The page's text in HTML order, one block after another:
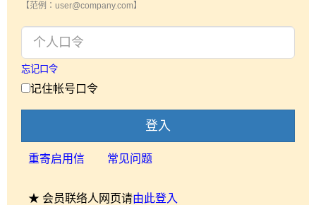
【范例：user@company.com】
忘记口令
记住帐号口令
登入
重寄启用信 常见问题
★ 会员联络人网页请由此登入